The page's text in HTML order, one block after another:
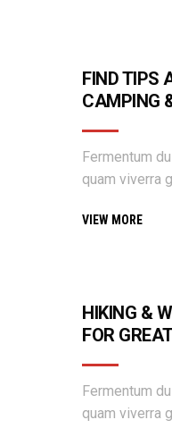
FIND TIPS
CAMPING
Fermentum
quam viverra
VIEW MORE
HIKING &
FOR
Fermentum
quam viverra